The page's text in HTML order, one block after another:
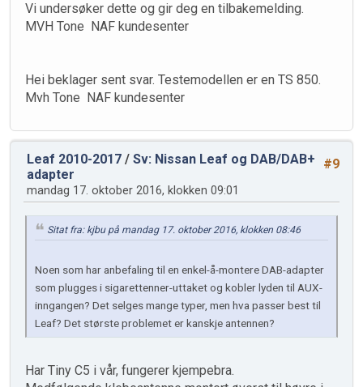
Vi undersøker dette og gir deg en tilbakemelding.
MVH Tone NAF kundesenter
Hei beklager sent svar. Testemodellen er en TS 850.
Mvh Tone NAF kundesenter
#9
Leaf 2010-2017 / Sv: Nissan Leaf og DAB/DAB+
adapter
mandag 17. oktober 2016, klokken 09:01
Sitat fra: kjbu på mandag 17. oktober 2016, klokken 08:46
Noen som har anbefaling til en enkel-å-montere DAB-adapter
som plugges i sigarettenner-uttaket og kobler lyden til AUX-
inngangen? Det selges mange typer, men hva passer best til
Leaf? Det største problemet er kanskje antennen?
Har Tiny C5 i vår, fungerer kjempebra.